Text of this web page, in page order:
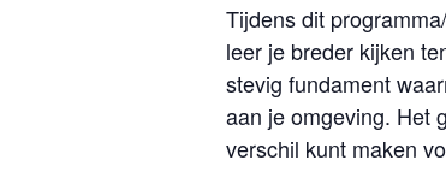
Tijdens dit
leer je breder kijken
stevig fundament
aan je omgeving. Het
verschil kunt maken